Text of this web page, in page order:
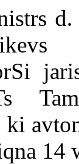
ki
14